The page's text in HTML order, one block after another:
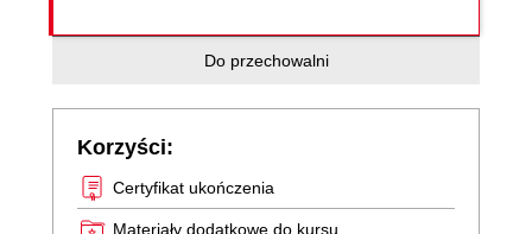
Do przechowalni
Korzyści:
Certyfikat ukończenia
Materiały dodatkowe do kursu